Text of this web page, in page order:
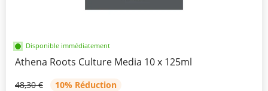
Disponible immédiatement
Athena Roots Culture Media 10 x 125ml
48,30 € 10% Réduction